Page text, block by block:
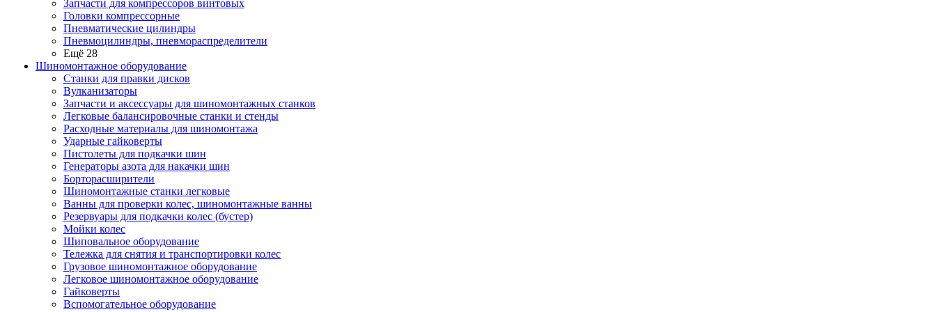
Запчасти для компрессоров винтовых
Головки компрессорные
Пневматические цилиндры
Пневмоцилиндры, пневмораспределители
Ещё 28
Шиномонтажное оборудование
Станки для правки дисков
Вулканизаторы
Запчасти и аксессуары для шиномонтажных станков
Легковые балансировочные станки и стенды
Расходные материалы для шиномонтажа
Ударные гайковерты
Пистолеты для подкачки шин
Генераторы азота для накачки шин
Борторасширители
Шиномонтажные станки легковые
Ванны для проверки колес, шиномонтажные ванны
Резервуары для подкачки колес (бустер)
Мойки колес
Шиповальное оборудование
Тележка для снятия и транспортировки колес
Грузовое шиномонтажное оборудование
Легковое шиномонтажное оборудование
Гайковерты
Вспомогательное оборудование